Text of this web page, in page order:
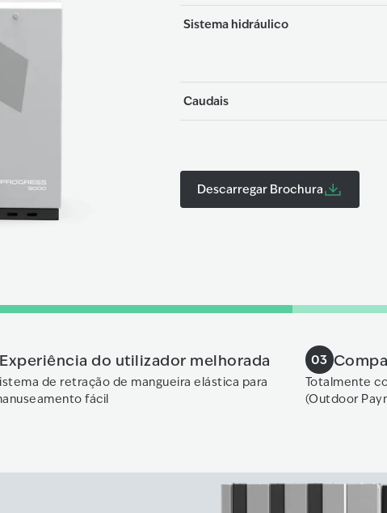
Sistema hidráulico
Caudais
Descarregar Brochura
Experiência do utilizador melhorada
de retração de mangueira elástica para
fácil
03
Totalmente
(Outdoor